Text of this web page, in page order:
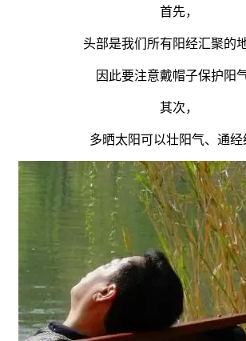
首先，
头部是我们所有阳经汇聚的地
因此要注意戴帽子保护阳气
其次，
多晒太阳可以壮阳气、通经